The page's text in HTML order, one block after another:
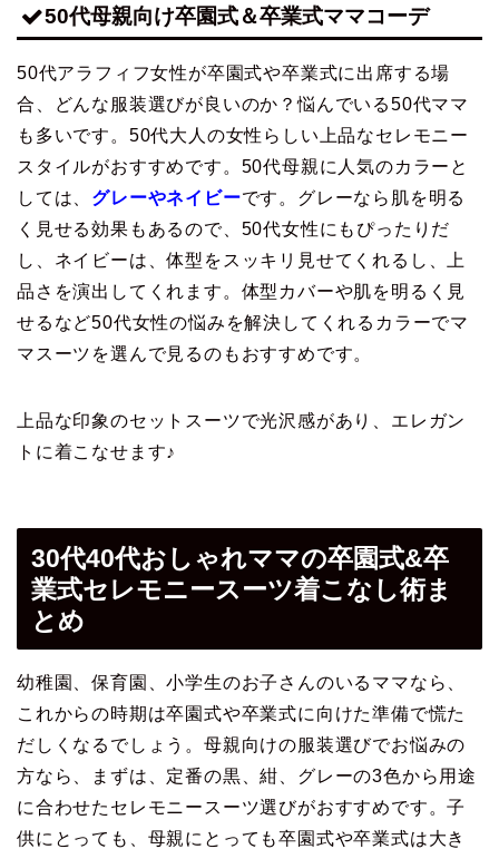
50代母親向け卒園式＆卒業式ママコーデ
50代アラフィフ女性が卒園式や卒業式に出席する場
合、どんな服装選びが良いのか？悩んでいる50代ママ
も多いです。50代大人の女性らしい上品なセレモニー
スタイルがおすすめです。50代母親に人気のカラーと
しては、 グレーやネイビーです。グレーなら肌を明る
く見せる効果もあるので、50代女性にもぴったりだ
し、ネイビーは、体型をスッキリ見せてくれるし、上
品さを演出してくれます。体型カバーや肌を明るく見
せるなど50代女性の悩みを解決してくれるカラーでマ
マスーツを選んで見るのもおすすめです。
上品な印象のセットスーツで光沢感があり、エレガン
トに着こなせます♪
30代40代おしゃれママの卒園式&卒
業式セレモニースーツ着こなし術ま
とめ
幼稚園、保育園、小学生のお子さんのいるママなら、
これからの時期は卒園式や卒業式に向けた準備で慌た
だしくなるでしょう。母親向けの服装選びでお悩みの
方なら、まずは、定番の黒、紺、グレーの3色から用途
に合わせたセレモニースーツ選びがおすすめです。子
供にとっても、母親にとっても卒園式や卒業式は大き